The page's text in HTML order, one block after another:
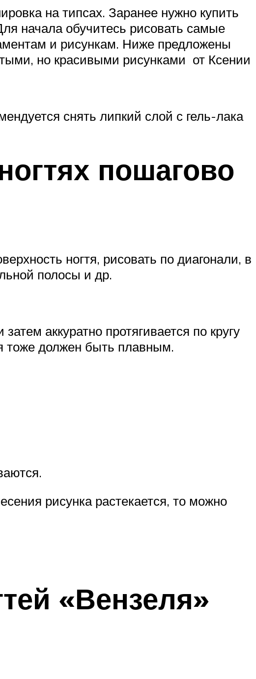
на типсах. Заранее нужно купить
начала обучитесь рисовать самые
и рисункам. Ниже предложены
но красивыми рисунками от Ксении
снять липкий слой с гель-лака
пошагово
ногтя, рисовать по диагонали, в
полосы и др.
аккуратно протягивается по кругу
тоже должен быть плавным.
рисунка растекается, то можно
«Вензеля»